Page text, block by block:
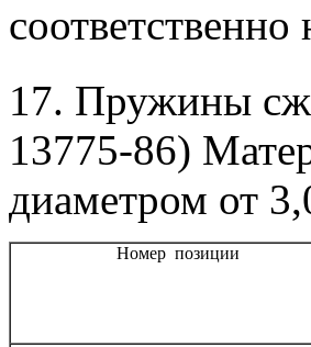
17. Пружины
13775-86)
диаметром от
Номер позиции